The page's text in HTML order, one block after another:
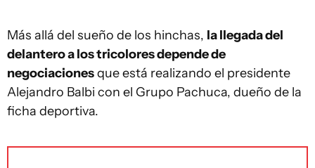
Más allá del sueño de los hinchas, la llegada del
delantero a los tricolores depende de
negociacionesque está realizando el presidente
Alejandro Balbi con el Grupo Pachuca, dueño de la
ficha deportiva.